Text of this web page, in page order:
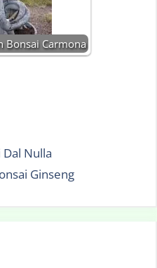
Bonsai Carmona
Nulla
Ginseng